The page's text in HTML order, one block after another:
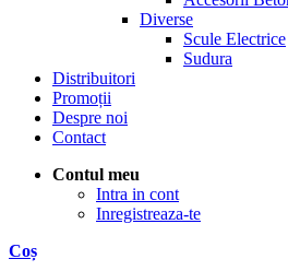
Diverse
Scule Electrice
Sudura
Distribuitori
Promoții
Despre noi
Contact
Contul meu
Intra in cont
Inregistreaza-te
Coș